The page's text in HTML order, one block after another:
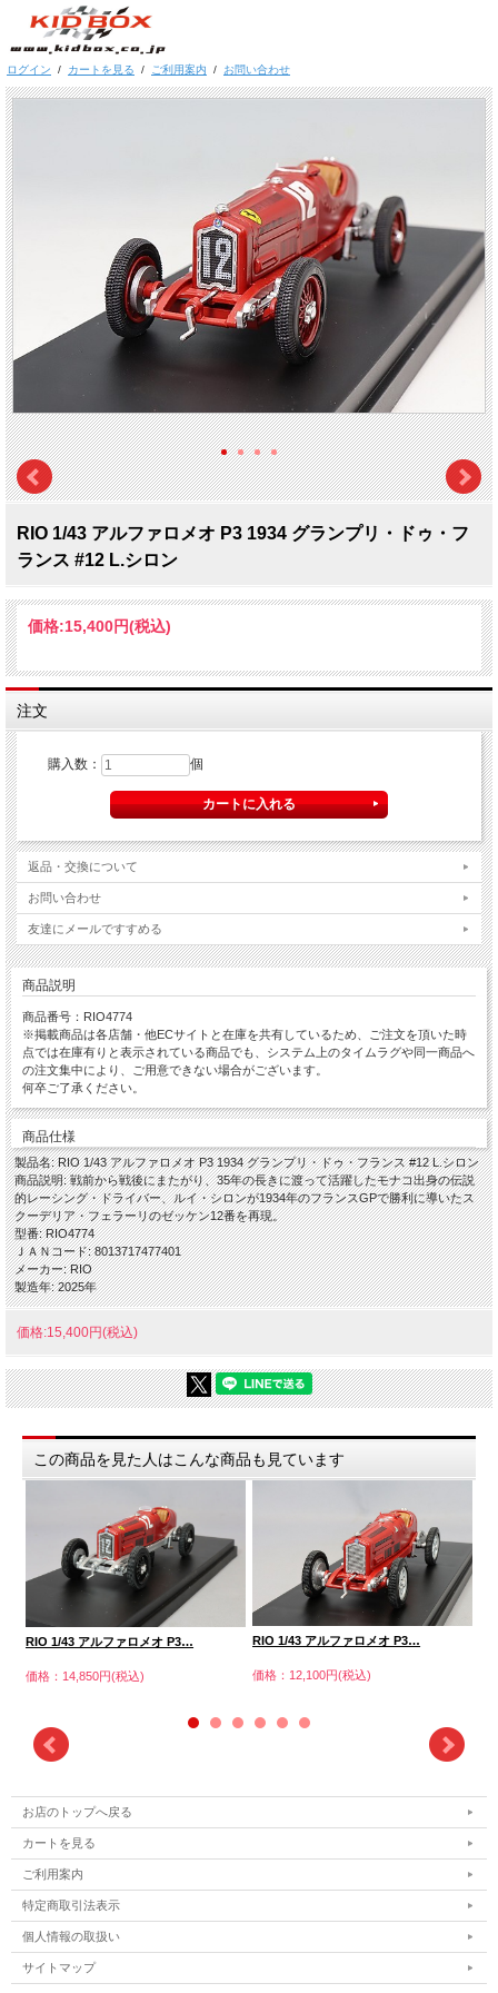
ログイン / カートを見る / ご利用案内 / お問い合わせ
RIO 1/43 アルファロメオ P3 1934 グランプリ・ドゥ・フ
ランス #12 L.シロン
価格:15,400円(税込)
注文
購入数： 個
返品・交換について
お問い合わせ
友達にメールですすめる
商品説明
商品番号：RIO4774
※掲載商品は各店舗・他ECサイトと在庫を共有しているため、ご注文を頂いた時
点では在庫有りと表示されている商品でも、システム上のタイムラグや同一商品へ
の注文集中により、ご用意できない場合がございます。
何卒ご了承ください。
商品仕様
製品名: RIO 1/43 アルファロメオ P3 1934 グランプリ・ドゥ・フランス #12 L.シロン
商品説明: 戦前から戦後にまたがり、35年の長きに渡って活躍したモナコ出身の伝説
的レーシング・ドライバー、ルイ・シロンが1934年のフランスGPで勝利に導いたス
クーデリア・フェラーリのゼッケン12番を再現。
型番: RIO4774
ＪＡＮコード: 8013717477401
メーカー: RIO
製造年: 2025年
価格:15,400円(税込)
この商品を見た人はこんな商品も見ています
RIO 1/43 アルファロメオ P3…
価格：14,850円(税込)
RIO 1/43 アルファロメオ P3…
価格：12,100円(税込)
お店のトップへ戻る
カートを見る
ご利用案内
特定商取引法表示
個人情報の取扱い
サイトマップ